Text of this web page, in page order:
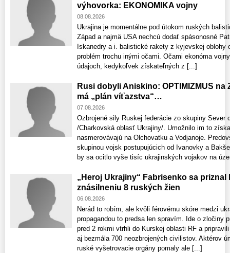
výhovorka: EKONOMIKA vojny
08.08.2026
Ukrajina je momentálne pod útokom ruských
Západ a najmä USA nechcú dodať spásonosné
Iskanedry a i. balistické rakety z kyjevskej oblohy
problém trochu inými očami. Očami ekonóma
údajoch, kedykoľvek získateľných z [...]
Rusi dobyli Aniskino: OPTIMIZMUS na
má „plán víťazstva“…
07.08.2026
Ozbrojené sily Ruskej federácie zo skupiny Sever
/Charkovská oblasť Ukrajiny/. Umožnilo im to
nasmerovávajú na Olchovatku a Vodjanoje.
skupinou vojsk postupujúcich od Ivanovky a
by sa ocitlo vyše tisíc ukrajinských vojakov na
„Heroj Ukrajiny“ Fabrisenko sa priznal
znásilneniu 8 ruských žien
06.08.2026
Nerád to robím, ale kvôli férovému skóre medzi
propagandou to predsa len spravím. Ide o zločiny
pred 2 rokmi vtrhli do Kurskej oblasti RF a
aj bezmála 700 neozbrojených civilistov. Aktérov
ruské vyšetrovacie orgány pomaly ale [...]